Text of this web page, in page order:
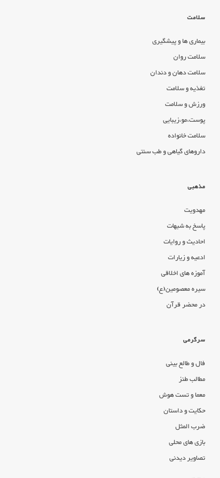
سلامت
بیماری ها و پیشگیری
سلامت روان
سلامت دهان و دندان
تغذیه و سلامت
ورزش و سلامت
پوست،مو،زیبایی
سلامت خانواده
داروهای گیاهی و طب سنتی
مذهبی
مهدویت
پاسخ به شبهات
احادیث و روایات
ادعیه و زیارات
آموزه های اخلاقی
سیره معصومین(ع)
در محضر قرآن
سرگرمی
فال و طالع بینی
مطالب طنز
معما و تست هوش
حکایت و داستان
ضرب المثل
بازی های محلی
تصاویر دیدنی